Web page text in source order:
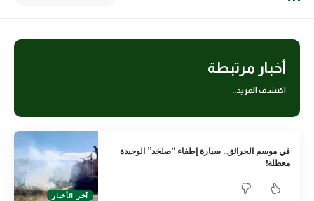
أخبار مرتبطة
اكتشف المزيد..
آخر الأخبار
في موسم الحرائق.. سيارة إطفاء “صلخد” الوحيدة
معطلة!